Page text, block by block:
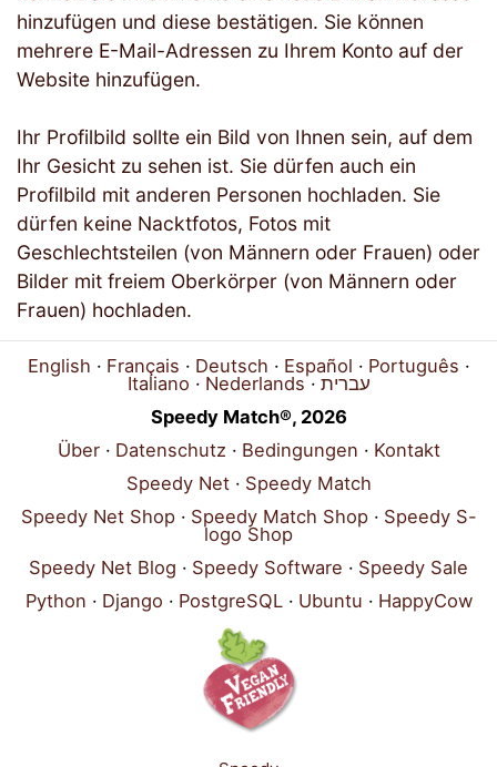
hinzufügen und diese bestätigen. Sie können
mehrere E-Mail-Adressen zu Ihrem Konto auf der
Website hinzufügen.
Ihr Profilbild sollte ein Bild von Ihnen sein, auf dem
Ihr Gesicht zu sehen ist. Sie dürfen auch ein
Profilbild mit anderen Personen hochladen. Sie
dürfen keine Nacktfotos, Fotos mit
Geschlechtsteilen (von Männern oder Frauen) oder
Bilder mit freiem Oberkörper (von Männern oder
Frauen) hochladen.
English Français Deutsch Español
Português
Italiano
Nederlands
עברית
Speedy Match®, 2026
Über
Datenschutz Bedingungen
Kontakt
Speedy Net
Speedy Match
Speedy Net Shop
Speedy Match Shop
Speedy S-
logo Shop
Speedy Net Blog
Speedy Software
Speedy Sale
Python
Django PostgreSQL Ubuntu HappyCow